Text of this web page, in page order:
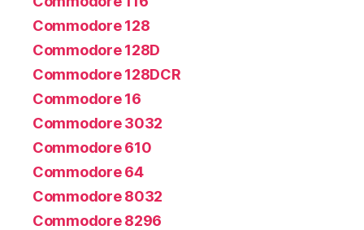
Commodore 128
Commodore 128D
Commodore 128DCR
Commodore 16
Commodore 3032
Commodore 610
Commodore 64
Commodore 8032
Commodore 8296